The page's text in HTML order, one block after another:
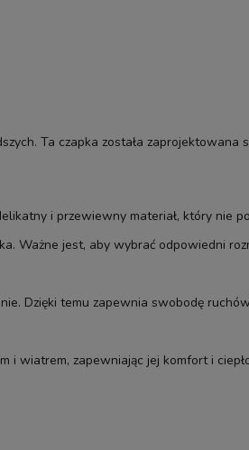
Ta czapka została zaprojektowana
i przewiewny materiał, który nie
Ważne jest, aby wybrać odpowiedni
Dzięki temu zapewnia swobodę
wiatrem, zapewniając jej komfort i